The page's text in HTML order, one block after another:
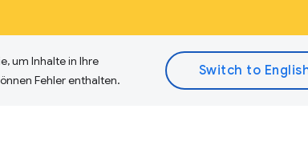
um Inhalte in Ihre
Fehler enthalten.